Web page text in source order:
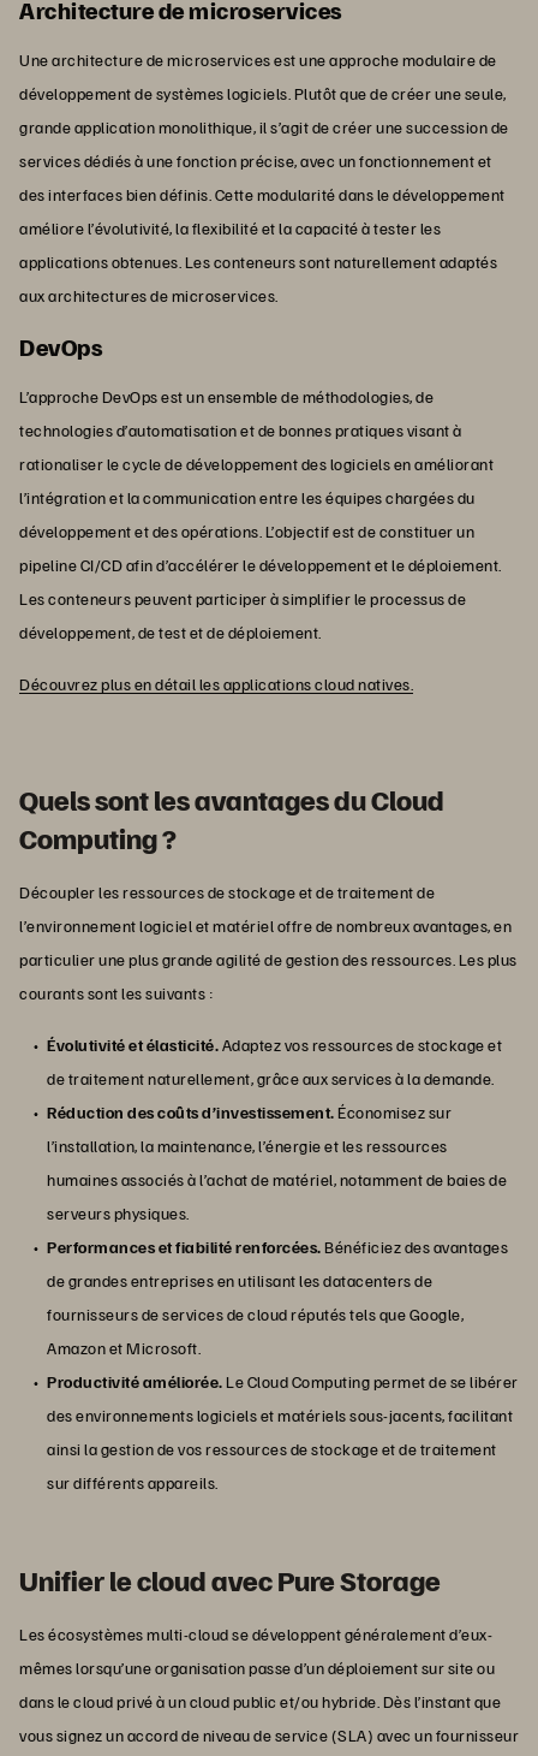
Architecture de microservices
Une architecture de microservices est une approche modulaire de
développement de systèmes logiciels. Plutôt que de créer une seule,
grande application monolithique, il s’agit de créer une succession de
services dédiés à une fonction précise, avec un fonctionnement et
des interfaces bien définis. Cette modularité dans le développement
améliore l’évolutivité, la flexibilité et la capacité à tester les
applications obtenues. Les conteneurs sont naturellement adaptés
aux architectures de microservices.
DevOps
L’approche DevOps est un ensemble de méthodologies, de
technologies d’automatisation et de bonnes pratiques visant à
rationaliser le cycle de développement des logiciels en améliorant
l’intégration et la communication entre les équipes chargées du
développement et des opérations. L’objectif est de constituer un
pipeline CI/CD afin d’accélérer le développement et le déploiement.
Les conteneurs peuvent participer à simplifier le processus de
développement, de test et de déploiement.
Découvrez plus en détail les applications cloud natives.
Quels sont les avantages du Cloud
Computing ?
Découpler les ressources de stockage et de traitement de
l’environnement logiciel et matériel offre de nombreux avantages, en
particulier une plus grande agilité de gestion des ressources. Les plus
courants sont les suivants :
Évolutivité et élasticité.Adaptez vos ressources de stockage et
de traitement naturellement, grâce aux services à la demande.
Réduction des coûts d’investissement.Économisez sur
l’installation, la maintenance, l’énergie et les ressources
humaines associés à l’achat de matériel, notamment de baies de
serveurs physiques.
Performances et fiabilité renforcées.Bénéficiez des avantages
de grandes entreprises en utilisant les datacenters de
fournisseurs de services de cloud réputés tels que Google,
Amazon et Microsoft.
Productivité améliorée.Le Cloud Computing permet de se libérer
des environnements logiciels et matériels sous-jacents, facilitant
ainsi la gestion de vos ressources de stockage et de traitement
sur différents appareils.
Unifier le cloud avec Pure Storage
Les écosystèmes multi-cloud se développent généralement d’eux-
mêmes lorsqu’une organisation passe d’un déploiement sur site ou
dans le cloud privé à un cloud public et/ou hybride. Dès l’instant que
vous signez un accord de niveau de service (SLA) avec un fournisseur